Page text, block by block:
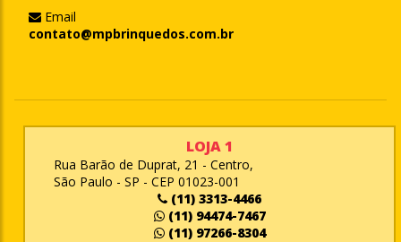
Email
contato@mpbrinquedos.com.br
LOJA 1
Rua Barão de Duprat, 21 - Centro,
São Paulo - SP - CEP 01023-001
(11) 3313-4466
(11) 94474-7467
(11) 97266-8304